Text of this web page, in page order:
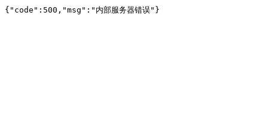
{"code":500,"msg":"内部服务器错误"}